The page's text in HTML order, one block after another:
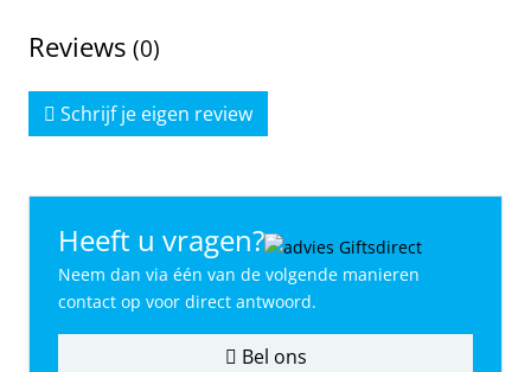
Reviews (0)
Schrijf je eigen review
Heeft u vragen?
Neem dan via één van de volgende manieren
contact op voor direct antwoord.
Bel ons